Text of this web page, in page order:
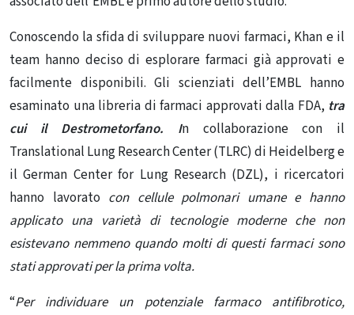
Conoscendo la sfida di sviluppare nuovi farmaci, Khan e il
team hanno deciso di esplorare farmaci già approvati e
facilmente disponibili. Gli scienziati dell’EMBL hanno
esaminato una libreria di farmaci approvati dalla FDA, tra
cui il Destrometorfano. In collaborazione con il
Translational Lung Research Center (TLRC) di Heidelberg e
il German Center for Lung Research (DZL), i ricercatori
hanno lavorato con cellule polmonari umane e hanno
applicato una varietà di tecnologie moderne che non
esistevano nemmeno quando molti di questi farmaci sono
stati approvati per la prima volta.
“Per individuare un potenziale farmaco antifibrotico,